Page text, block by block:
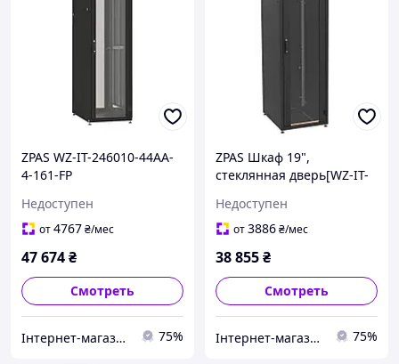
ZPAS WZ-IT-246010-44AA-
4-161-FP
Недоступен
от4767₴/мес
47 674₴
Смотреть
Інтернет-магазин "Proinstal" 75%
ZPAS Шкаф 19",
стеклянная дверь[WZ-IT-
Недоступен
от3886₴/мес
38 855₴
Смотреть
Інтернет-магазин "Proinstal" 75%